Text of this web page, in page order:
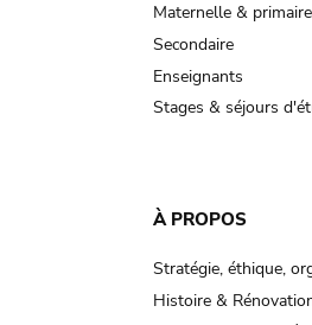
Maternelle & primaire
Secondaire
Enseignants
Stages & séjours
À PROPOS
Stratégie, éthique,
Histoire &